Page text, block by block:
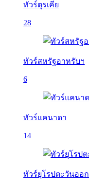
ทัวร์ตุรเคีย
28
ทัวร์สหรัฐอาหรับฯ
6
ทัวร์แคนาดา
14
ทัวร์ยุโรปตะวันออก